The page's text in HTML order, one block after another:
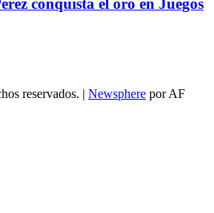
conquista el oro en Juegos
reservados. | Newsphere por AF